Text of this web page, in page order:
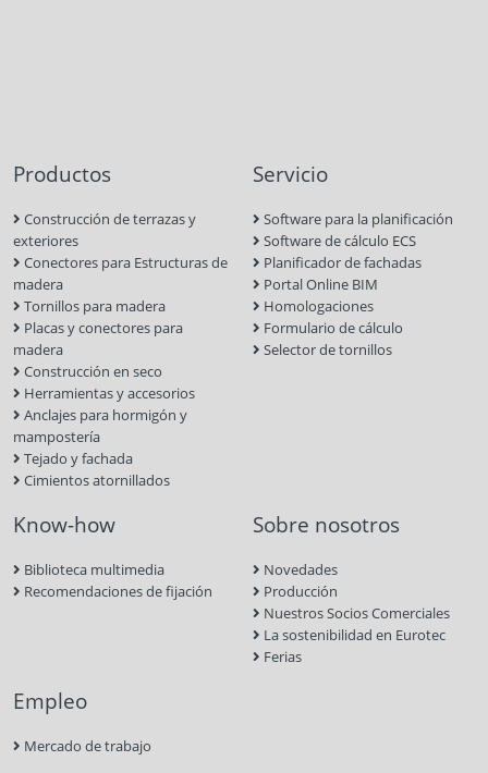
Productos
Construcción de terrazas y
exteriores
Conectores para Estructuras de
madera
Tornillos para madera
Placas y conectores para
madera
Construcción en seco
Herramientas y accesorios
Anclajes para hormigón y
mampostería
Tejado y fachada
Cimientos atornillados
Servicio
Software para la planificación
Software de cálculo ECS
Planificador de fachadas
Portal Online BIM
Homologaciones
Formulario de cálculo
Selector de tornillos
Know-how
Biblioteca multimedia
Recomendaciones de fijación
Sobre nosotros
Novedades
Producción
Nuestros Socios Comerciales
La sostenibilidad en Eurotec
Ferias
Empleo
Mercado de trabajo